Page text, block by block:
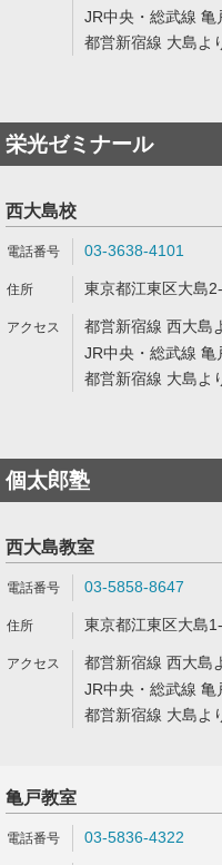
JR中央・総武線
都営新宿線 大島よ
栄光ゼミナール
西大島校
03-3638-4101
東京都江東区大島
都営新宿線 西大島
JR中央・総武線
都営新宿線 大島よ
個太郎塾
西大島教室
03-5858-8647
東京都江東区大島
都営新宿線 西大島
JR中央・総武線
都営新宿線 大島よ
亀戸教室
03-5836-4322